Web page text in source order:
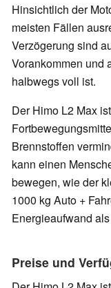
Hinsichtlich der
meisten Fällen
Verzögerung sind
Vorankommen und
halbwegs voll ist.
Der Himo L2 Max
Brennstoffen
kann einen
bewegen, wie der
1000 kg Auto +
Energieaufwand
Preise und